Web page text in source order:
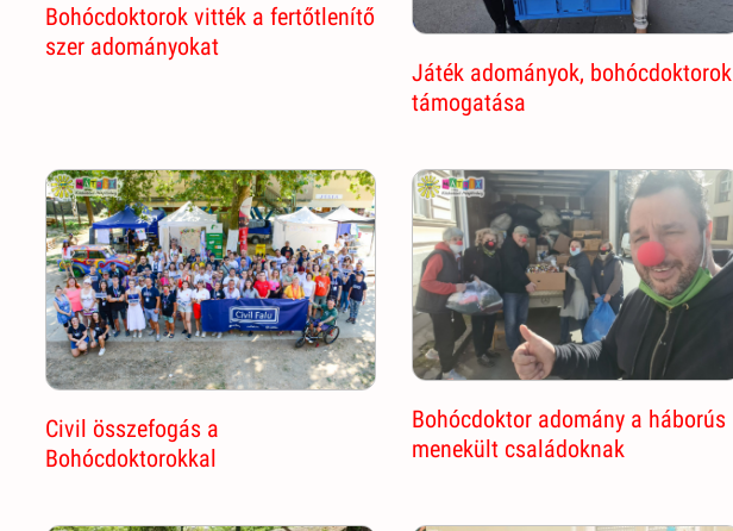
Bohócdoktorok vitték a fertőtlenítő
szer adományokat
Játék adományok, bohócdoktorok
támogatása
Civil összefogás a
Bohócdoktorokkal
Bohócdoktor adomány a háborús
menekült családoknak